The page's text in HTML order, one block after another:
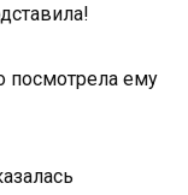
посмотрела ему